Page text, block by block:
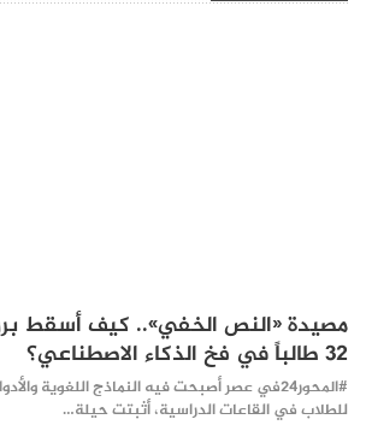
مصيدة «النص الخفي».. كيف أسقط
32 طالباً في فخ الذكاء الاصطناعي؟
#المحور24 ​في عصر أصبحت فيه النماذج اللغوية
للطلاب في القاعات الدراسية، أثبتت حيلة…